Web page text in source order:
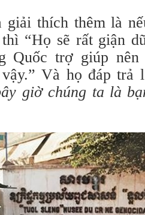
giải thích thêm là
thì “Họ sẽ rất giận
Quốc trợ giúp
Và họ đáp trả
giờ chúng ta là